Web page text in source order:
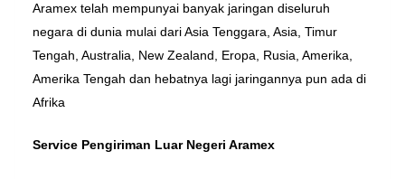
Aramex telah mempunyai banyak jaringan diseluruh
negara di dunia mulai dari Asia Tenggara, Asia, Timur
Tengah, Australia, New Zealand, Eropa, Rusia, Amerika,
Amerika Tengah dan hebatnya lagi jaringannya pun ada di
Afrika
Service Pengiriman Luar Negeri Aramex